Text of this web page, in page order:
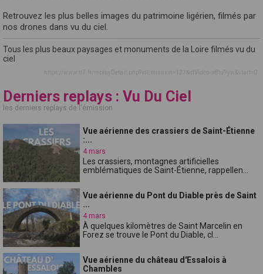
Retrouvez les plus belles images du patrimoine ligérien, filmés par
nos drones dans vu du ciel.
Tous les plus beaux paysages et monuments de la Loire filmés vu du
ciel
Derniers replays : Vu Du Ciel
les derniers replays de l'émission
Vue aérienne des crassiers de Saint-Étienne
:...
4 mars
Les crassiers, montagnes artificielles
emblématiques de Saint-Étienne, rappellen...
Vue aérienne du Pont du Diable près de Saint
...
4 mars
À quelques kilomètres de Saint Marcelin en
Forez se trouve le Pont du Diable, cl...
Vue aérienne du château d'Essalois à
Chambles